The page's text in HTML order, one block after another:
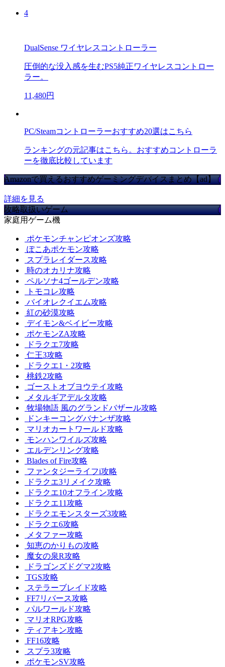
4
DualSense ワイヤレスコントローラー
圧倒的な没入感を生むPS5純正ワイヤレスコントロー
ラー。
11,480円
PC/Steamコントローラーおすすめ20選はこちら
ランキングの元記事はこちら。おすすめコントローラ
ーを徹底比較しています
Amazonで買えるおすすめゲーミングデバイスまとめ【ad】
詳細を見る
攻略取扱いゲーム
家庭用ゲーム機
ポケモンチャンピオンズ攻略
ぽこあポケモン攻略
スプラレイダース攻略
時のオカリナ攻略
ペルソナ4ゴールデン攻略
トモコレ攻略
バイオレクイエム攻略
紅の砂漠攻略
デイモン&ベイビー攻略
ポケモンZA攻略
ドラクエ7攻略
仁王3攻略
ドラクエ1・2攻略
桃鉄2攻略
ゴーストオブヨウテイ攻略
メタルギアデルタ攻略
牧場物語 風のグランドバザール攻略
ドンキーコングバナンザ攻略
マリオカートワールド攻略
モンハンワイルズ攻略
エルデンリング攻略
Blades of Fire攻略
ファンタジーライフi攻略
ドラクエ3リメイク攻略
ドラクエ10オフライン攻略
ドラクエ11攻略
ドラクエモンスターズ3攻略
ドラクエ6攻略
メタファー攻略
知恵のかりもの攻略
魔女の泉R攻略
ドラゴンズドグマ2攻略
TGS攻略
ステラーブレイド攻略
FF7リバース攻略
パルワールド攻略
マリオRPG攻略
ティアキン攻略
FF16攻略
スプラ3攻略
ポケモンSV攻略